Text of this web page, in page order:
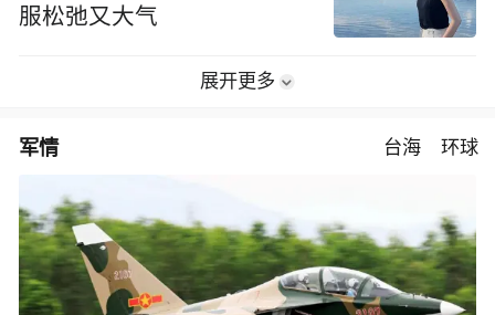
服松弛又大气
展开更多
军情 台海 环球